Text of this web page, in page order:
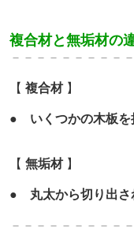
複合材と無垢材の
－－－－－－－－－
【 複合材】
● いくつかの木板
【 無垢材】
● 丸太から切り出
－－－－－－－－－